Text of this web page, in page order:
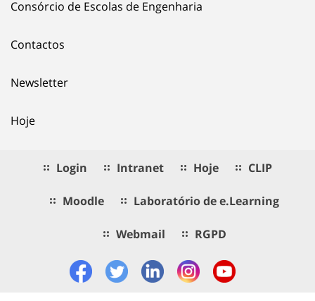
Consórcio de Escolas de Engenharia
Contactos
Newsletter
Hoje
Login Intranet Hoje CLIP
Moodle Laboratório de e.Learning
Webmail RGPD